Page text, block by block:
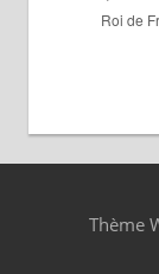
Roi de
Thème